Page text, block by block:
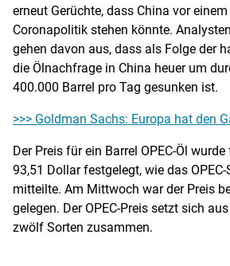
erneut Gerüchte, dass China vor
Coronapolitik stehen könnte.
gehen davon aus, dass als Folge der
die Ölnachfrage in China heuer um
400.000 Barrel pro Tag gesunken ist.
>>> Goldman Sachs: Europa hat den
Der Preis für ein Barrel OPEC-Öl
93,51 Dollar festgelegt, wie das
mitteilte. Am Mittwoch war der Preis
gelegen. Der OPEC-Preis setzt sich
zwölf Sorten zusammen.